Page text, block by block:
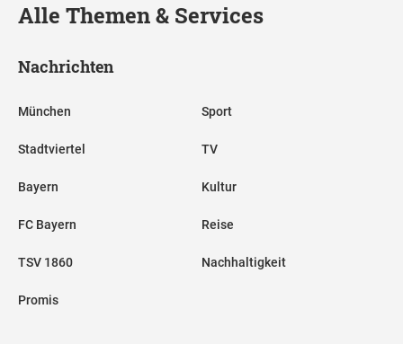
Alle Themen & Services
Nachrichten
München
Stadtviertel
Bayern
FC Bayern
TSV 1860
Promis
Sport
TV
Kultur
Reise
Nachhaltigkeit